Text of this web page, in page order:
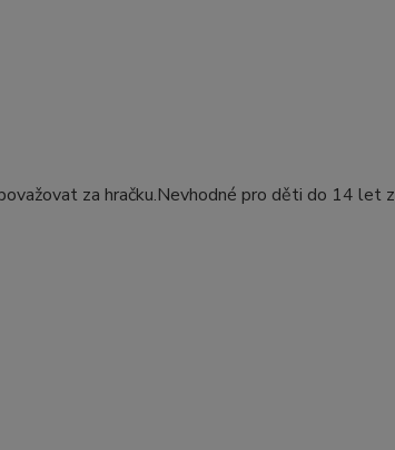
za hračku.Nevhodné pro děti do 14 let z